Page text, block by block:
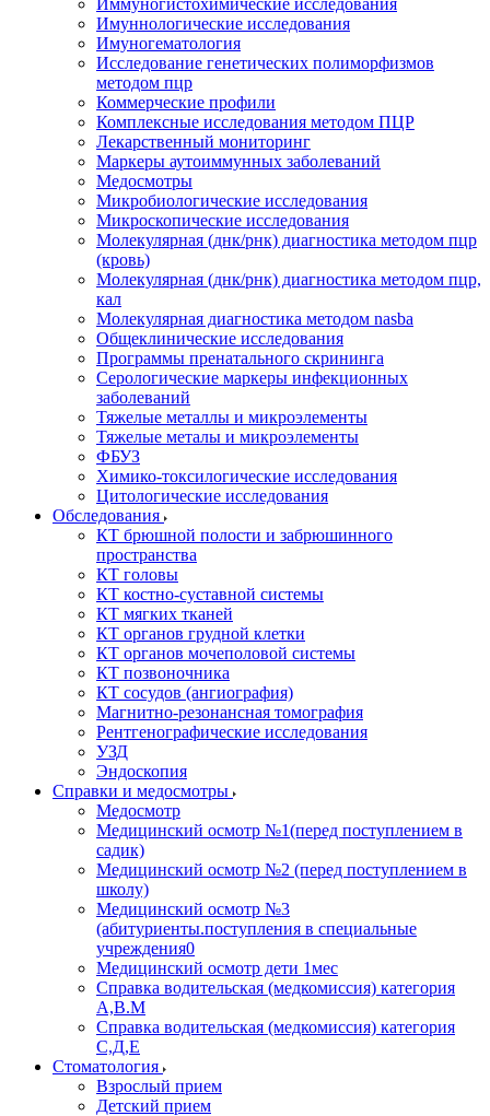
Иммуногистохимические исследования
Имуннологические исследования
Имуногематология
Исследование генетических полиморфизмов
методом пцр
Коммерческие профили
Комплексные исследования методом ПЦР
Лекарственный мониторинг
Маркеры аутоиммунных заболеваний
Медосмотры
Микробиологические исследования
Микроскопические исследования
Молекулярная (днк/рнк) диагностика методом пцр
(кровь)
Молекулярная (днк/рнк) диагностика методом пцр,
кал
Молекулярная диагностика методом nasba
Общеклинические исследования
Программы пренатального скрининга
Серологические маркеры инфекционных
заболеваний
Тяжелые металлы и микроэлементы
Тяжелые металы и микроэлементы
ФБУЗ
Химико-токсилогические исследования
Цитологические исследования
Обследования
КТ брюшной полости и забрюшинного
пространства
КТ головы
КТ костно-суставной системы
КТ мягких тканей
КТ органов грудной клетки
КТ органов мочеполовой системы
КТ позвоночника
КТ сосудов (ангиография)
Магнитно-резонансная томография
Рентгенографические исследования
УЗД
Эндоскопия
Справки и медосмотры
Медосмотр
Медицинский осмотр №1(перед поступлением в
садик)
Медицинский осмотр №2 (перед поступлением в
школу)
Медицинский осмотр №3
(абитуриенты.поступления в специальные
учреждения0
Медицинский осмотр дети 1мес
Справка водительская (медкомиссия) категория
А,В.М
Справка водительская (медкомиссия) категория
С,Д,Е
Стоматология
Взрослый прием
Детский прием